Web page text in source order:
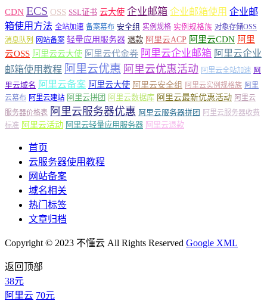
CDN ECS OSS SSL证书 云大使 企业邮箱 企业邮箱使用 企业邮
箱使用方法 全站加速 备案幕布 安全组 实例规格 实例规格族 对象存储OSS
消息队列
网站备案 轻量应用服务器 退款 阿里云ACP 阿里云CDN 阿里
云OSS 阿里云云大使 阿里云代金券 阿里云企业邮箱 阿里云企业
邮箱使用教程 阿里云优惠 阿里云优惠活动 阿里云全站加速 阿
里云域名 阿里云备案 阿里云大使 阿里云安全组 阿里云实例规格族 阿里
云幕布 阿里云建站 阿里云拼团 阿里云数据库 阿里云最新优惠活动 阿里云
服务器价格表 阿里云服务器优惠 阿里云服务器拼团 阿里云服务器收费
标准 阿里云活动 阿里云轻量应用服务器 阿里云退款
首页
云服务器使用教程
网站备案
域名相关
热门标签
文章归档
Copyright © 2023 不懂云 All Rights Reserved Google XML
返回顶部
38元
阿里云 70元